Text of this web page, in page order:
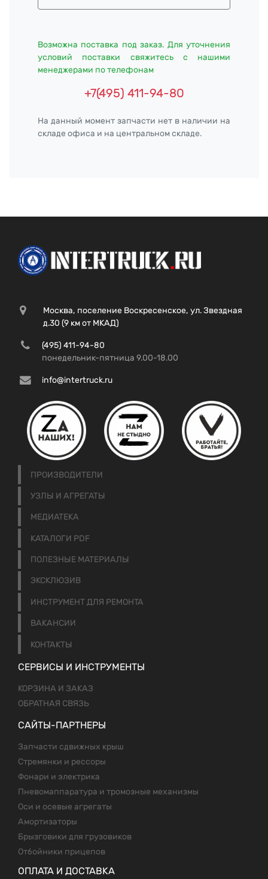
Возможна поставка под заказ. Для уточнения
условий поставки свяжитесь с нашими
менеджерами по телефонам
+7(495) 411-94-80
На данный момент запчасти нет в наличии на
складе офиса и на центральном складе.
Москва, поселение Воскресенское, ул. Звездная
д.30 (9 км от МКАД)
(495) 411-94-80
понедельник-пятница 9.00-18.00
info@intertruck.ru
ПРОИЗВОДИТЕЛИ
УЗЛЫ И АГРЕГАТЫ
МЕДИАТЕКА
КАТАЛОГИ PDF
ПОЛЕЗНЫЕ МАТЕРИАЛЫ
ЭКСКЛЮЗИВ
ИНСТРУМЕНТ ДЛЯ РЕМОНТА
ВАКАНСИИ
КОНТАКТЫ
СЕРВИСЫ И ИНСТРУМЕНТЫ
КОРЗИНА И ЗАКАЗ
ОБРАТНАЯ СВЯЗЬ
САЙТЫ-ПАРТНЕРЫ
Запчасти сдвижных крыш
Стремянки и рессоры
Фонари и электрика
Пневомаппаратура и тромозные механизмы
Оси и осевые агрегаты
Амортизаторы
Брызговики для грузовиков
Отбойники прицепов
ОПЛАТА И ДОСТАВКА